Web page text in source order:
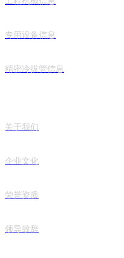
专用设备信息
精密冷拔管信息
关于我们
企业文化
荣誉资质
领导致辞